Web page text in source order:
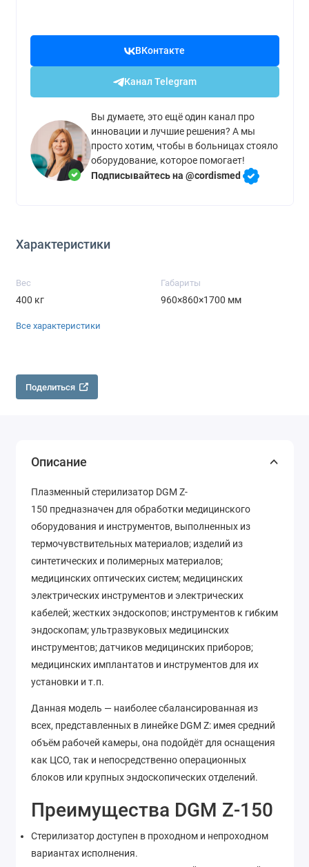
ВКонтакте
Канал Telegram
Вы думаете, это ещё один канал про
инновации и лучшие решения? А мы
просто хотим, чтобы в больницах стояло
оборудование, которое помогает!
Подписывайтесь на @cordismed
Характеристики
Вес
400 кг
Габариты
960×860×1700 мм
Все характеристики
Поделиться
Описание
Плазменный стерилизатор DGM Z-
150 предназначен для обработки медицинского
оборудования и инструментов, выполненных из
термочувствительных материалов; изделий из
синтетических и полимерных материалов;
медицинских оптических систем; медицинских
электрических инструментов и электрических
кабелей; жестких эндоскопов; инструментов к гибким
эндоскопам; ультразвуковых медицинских
инструментов; датчиков медицинских приборов;
медицинских имплантатов и инструментов для их
установки и т.п.
Данная модель — наиболее сбалансированная из
всех, представленных в линейке DGM Z: имея средний
объём рабочей камеры, она подойдёт для оснащения
как ЦСО, так и непосредственно операционных
блоков или крупных эндоскопических отделений.
Преимущества DGM Z-150
Стерилизатор доступен в проходном и непроходном
вариантах исполнения.